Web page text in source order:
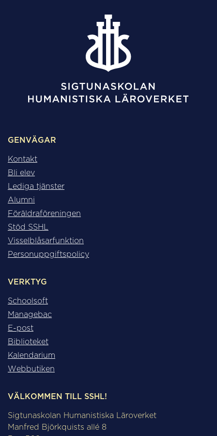
GENVÄGAR
Kontakt
Bli elev
Lediga tjänster
Alumni
Föräldraföreningen
Stöd SSHL
Visselblåsarfunktion
Personuppgiftspolicy
VERKTYG
Schoolsoft
Managebac
E-post
Biblioteket
Kalendarium
Webbutiken
VÄLKOMMEN TILL SSHL!
Sigtunaskolan Humanistiska Läroverket
Manfred Björkquists allé 8